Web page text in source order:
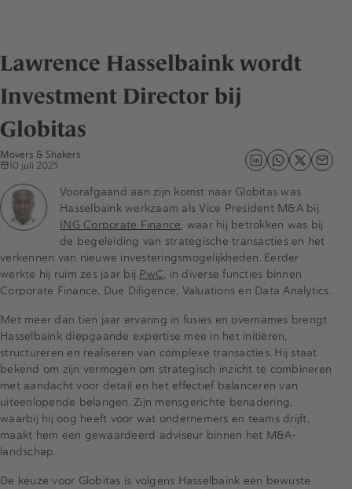
Lawrence Hasselbaink wordt
Investment Director bij
Globitas
Movers & Shakers
10 juli 2025
Voorafgaand aan zijn komst naar Globitas was
Hasselbaink werkzaam als Vice President M&A bij
ING Corporate Finance, waar hij betrokken was bij
de begeleiding van strategische transacties en het
verkennen van nieuwe investeringsmogelijkheden. Eerder
werkte hij ruim zes jaar bij PwC, in diverse functies binnen
Corporate Finance, Due Diligence, Valuations en Data Analytics.
Met meer dan tien jaar ervaring in fusies en overnames brengt
Hasselbaink diepgaande expertise mee in het initiëren,
structureren en realiseren van complexe transacties. Hij staat
bekend om zijn vermogen om strategisch inzicht te combineren
met aandacht voor detail en het effectief balanceren van
uiteenlopende belangen. Zijn mensgerichte benadering,
waarbij hij oog heeft voor wat ondernemers en teams drijft,
maakt hem een gewaardeerd adviseur binnen het M&A-
landschap.
De keuze voor Globitas is volgens Hasselbaink een bewuste